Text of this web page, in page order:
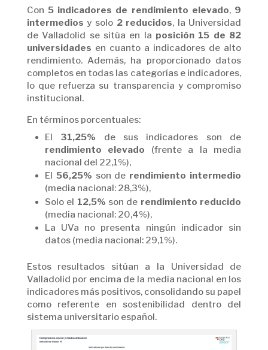
Con5 indicadores de rendimiento elevado, 9
intermedios y solo 2 reducidos, la Universidad
de Valladolid se sitúa en la posición 15 de 82
universidades en cuanto a indicadores de alto
rendimiento. Además, ha proporcionado datos
completos en todas las categorías e indicadores,
lo que refuerza su transparencia y compromiso
institucional.
En términos porcentuales:
El 31,25% de sus indicadores son de
rendimiento elevado (frente a la media
nacional del 22,1%),
El 56,25% son de rendimiento intermedio
(media nacional: 28,3%),
Solo el 12,5% son de rendimiento reducido
(media nacional: 20,4%),
La UVa no presenta ningún indicador sin
datos (media nacional: 29,1%).
Estos resultados sitúan a la Universidad de
Valladolid por encima de la media nacional en los
indicadores más positivos, consolidando su papel
como referente en sostenibilidad dentro del
sistema universitario español.